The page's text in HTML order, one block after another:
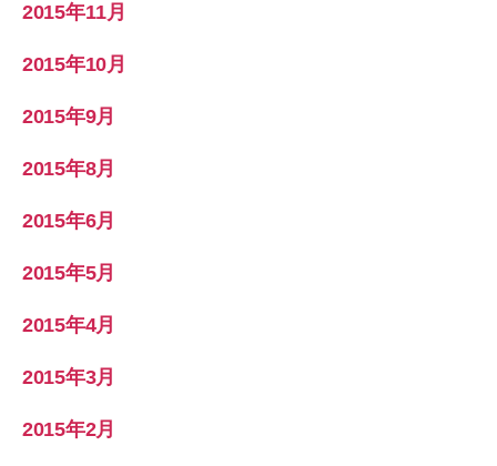
2015年11月
2015年10月
2015年9月
2015年8月
2015年6月
2015年5月
2015年4月
2015年3月
2015年2月